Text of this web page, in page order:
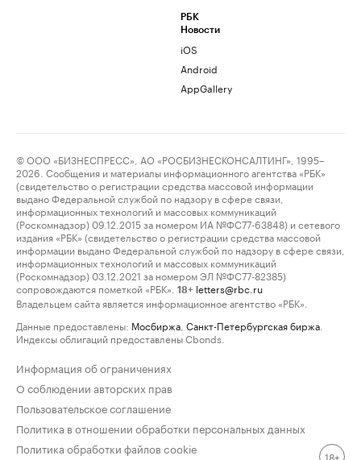
РБК
Новости
iOS
Android
AppGallery
© ООО «БИЗНЕСПРЕСС», АО «РОСБИЗНЕСКОНСАЛТИНГ», 1995–
2026. Сообщения и материалы информационного агентства «РБК»
(свидетельство о регистрации средства массовой информации
выдано Федеральной службой по надзору в сфере связи,
информационных технологий и массовых коммуникаций
(Роскомнадзор) 09.12.2015 за номером ИА №ФС77-63848) и сетевого
издания «РБК» (свидетельство о регистрации средства массовой
информации выдано Федеральной службой по надзору в сфере связи,
информационных технологий и массовых коммуникаций
(Роскомнадзор) 03.12.2021 за номером ЭЛ №ФС77-82385)
сопровождаются пометкой «РБК».
18+ letters@rbc.ru
Владельцем сайта является информационное агентство «РБК».
Данные предоставлены: Мосбиржа Санкт-Петербургская биржа
Индексы облигаций предоставлены Cbonds.
Информация об ограничениях
О соблюдении авторских прав
Пользовательское соглашение
Политика в отношении обработки персональных данных
Политика обработки файлов cookie
18+